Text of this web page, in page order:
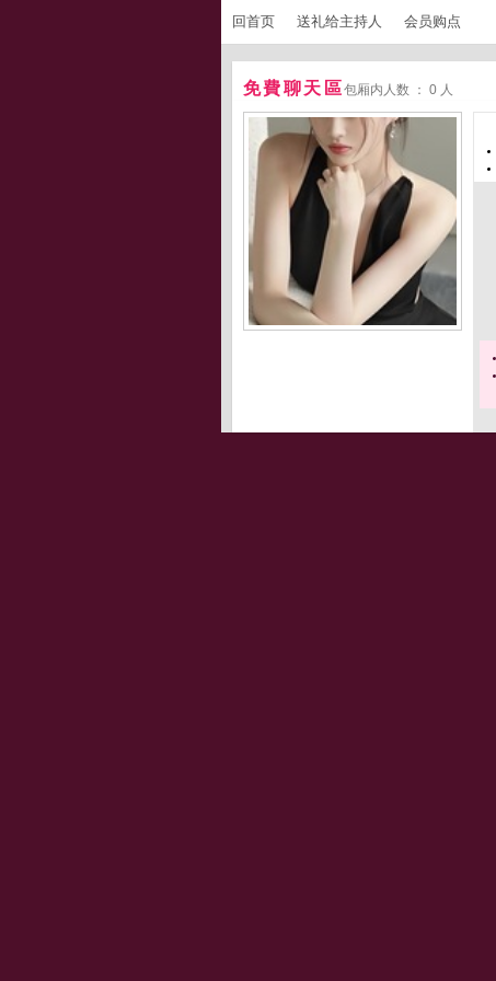
回首页 送礼给主持人 会员购点
免費聊天區包厢内人数 ： 0 人